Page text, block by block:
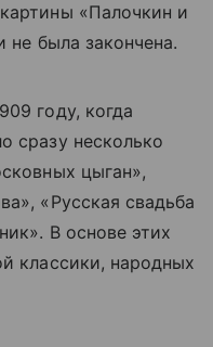
«Палочкин и
не была закончена.
году, когда
сразу несколько
цыган»,
«Русская свадьба
В основе этих
классики, народных